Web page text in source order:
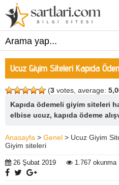
Ucuz Giyim Siteleri Kapıda
(3 votes, average:
Kapıda ödemeli giyim siteleri
elbise ucuz, kapıda ödeme
Anasayfa > Genel > Ucuz Giyim
Giyim siteleri
26 Şubat 2019 1.767 okunma